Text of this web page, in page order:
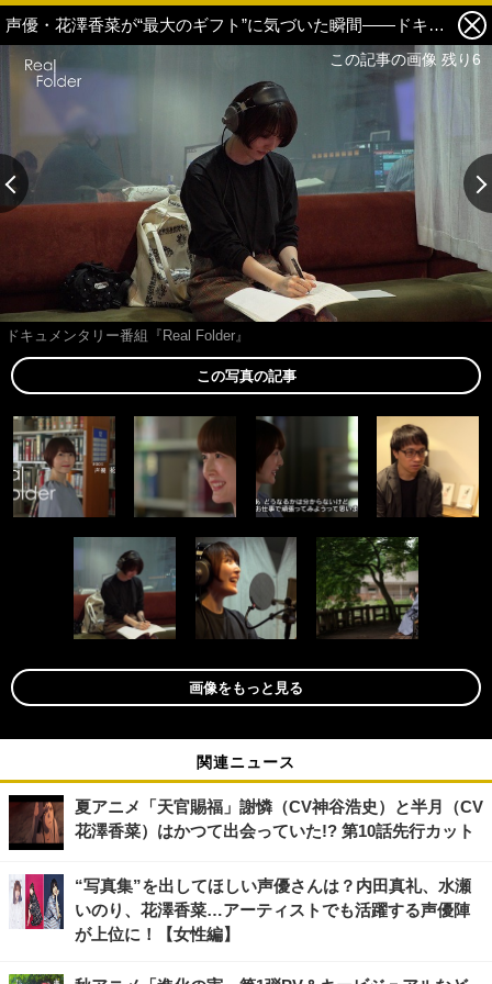
声優・花澤香菜が“最大のギフト”に気づいた瞬間――ドキュメンタリー番組『Real Folder』【ネタバレレポート】 5枚目の写真・画像
ドキュメンタリー番組『Real Folder』
この写真の記事
画像をもっと見る
関連ニュース
夏アニメ「天官賜福」謝憐（CV神谷浩史）と半月（CV
花澤香菜）はかつて出会っていた!? 第10話先行カット
“写真集”を出してほしい声優さんは？内田真礼、水瀬
いのり、花澤香菜…アーティストでも活躍する声優陣
が上位に！【女性編】
この記事の画像 残り6